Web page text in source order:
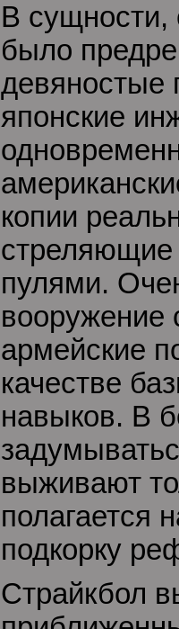
В сущности,
было
девяностые
японские
копии
стреляющие
пулями.
вооружение
армейские
качестве
навыков. В
выживают
полагается
подкорку
Страйкбол